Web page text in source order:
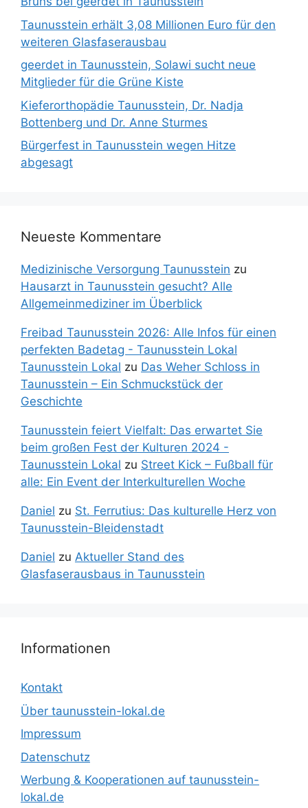
Taunusstein erhält 3,08 Millionen Euro für den
weiteren Glasfaserausbau
geerdet in Taunusstein, Solawi sucht neue
Mitglieder für die Grüne Kiste
Kieferorthopädie Taunusstein, Dr. Nadja
Bottenberg und Dr. Anne Sturmes
Bürgerfest in Taunusstein wegen Hitze
abgesagt
Neueste Kommentare
Medizinische Versorgung Taunusstein zu
Hausarzt in Taunusstein gesucht? Alle
Allgemeinmediziner im Überblick
Freibad Taunusstein 2026: Alle Infos für einen
perfekten Badetag - Taunusstein Lokal
Taunusstein Lokal zu Das Weher Schloss in
Taunusstein – Ein Schmuckstück der
Geschichte
Taunusstein feiert Vielfalt: Das erwartet Sie
beim großen Fest der Kulturen 2024 -
Taunusstein Lokal zu Street Kick – Fußball für
alle: Ein Event der Interkulturellen Woche
Daniel zu St. Ferrutius: Das kulturelle Herz von
Taunusstein-Bleidenstadt
Daniel zu Aktueller Stand des
Glasfaserausbaus in Taunusstein
Informationen
Kontakt
Über taunusstein-lokal.de
Impressum
Datenschutz
Werbung & Kooperationen auf taunusstein-
lokal.de